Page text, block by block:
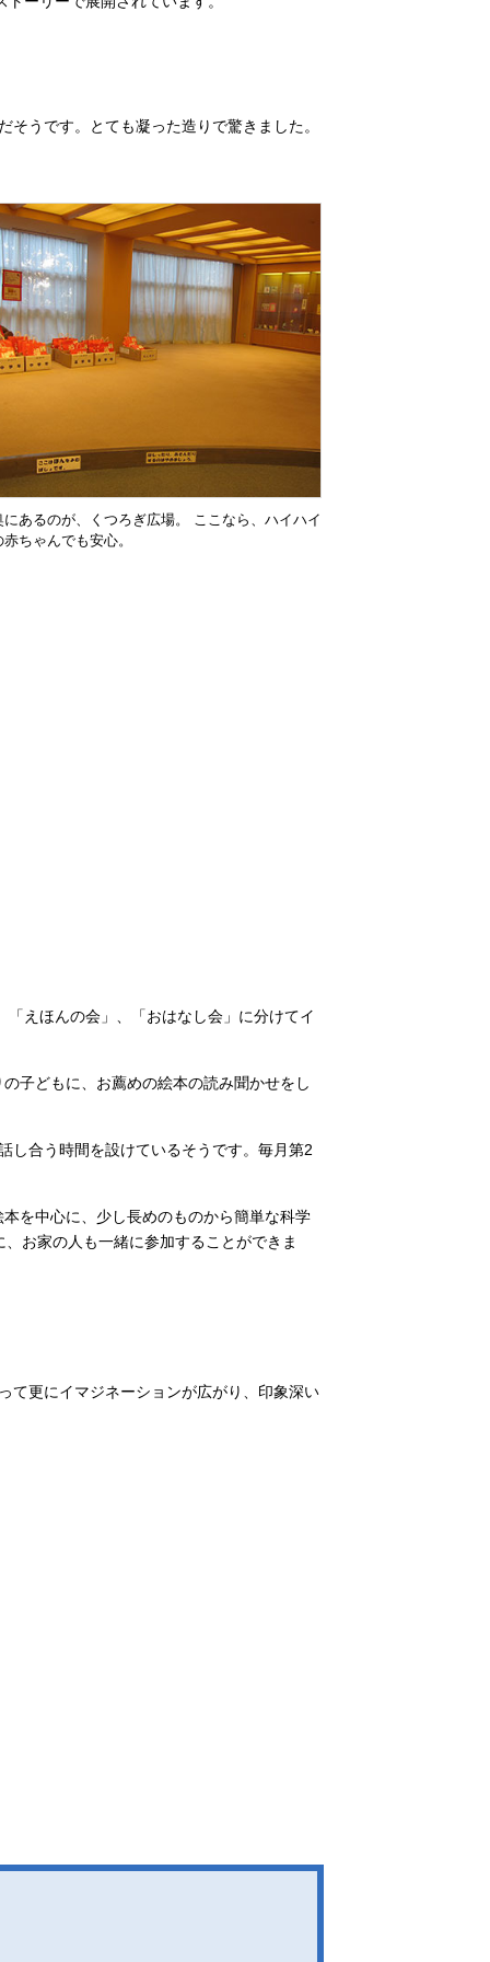
うです。とても凝った造りで驚きました。
にあるのが、くつろぎ広場。 ここなら、ハイハイ
ちゃんでも安心。
えほんの会」、「おはなし会」に分けてイ
子どもに、お薦めの絵本の読み聞かせをし
し合う時間を設けているそうです。毎月第2
を中心に、少し長めのものから簡単な科学
お家の人も一緒に参加することができま
て更にイマジネーションが広がり、印象深い